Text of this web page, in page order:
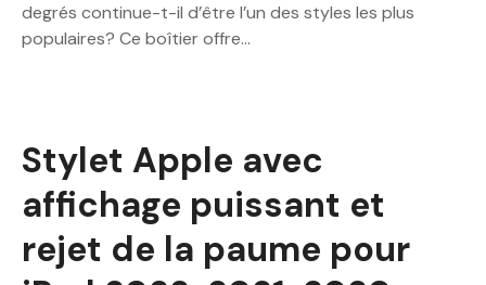
degrés continue-t-il d’être l’un des styles les plus
populaires? Ce boîtier offre…
Stylet Apple avec
affichage puissant et
rejet de la paume pour